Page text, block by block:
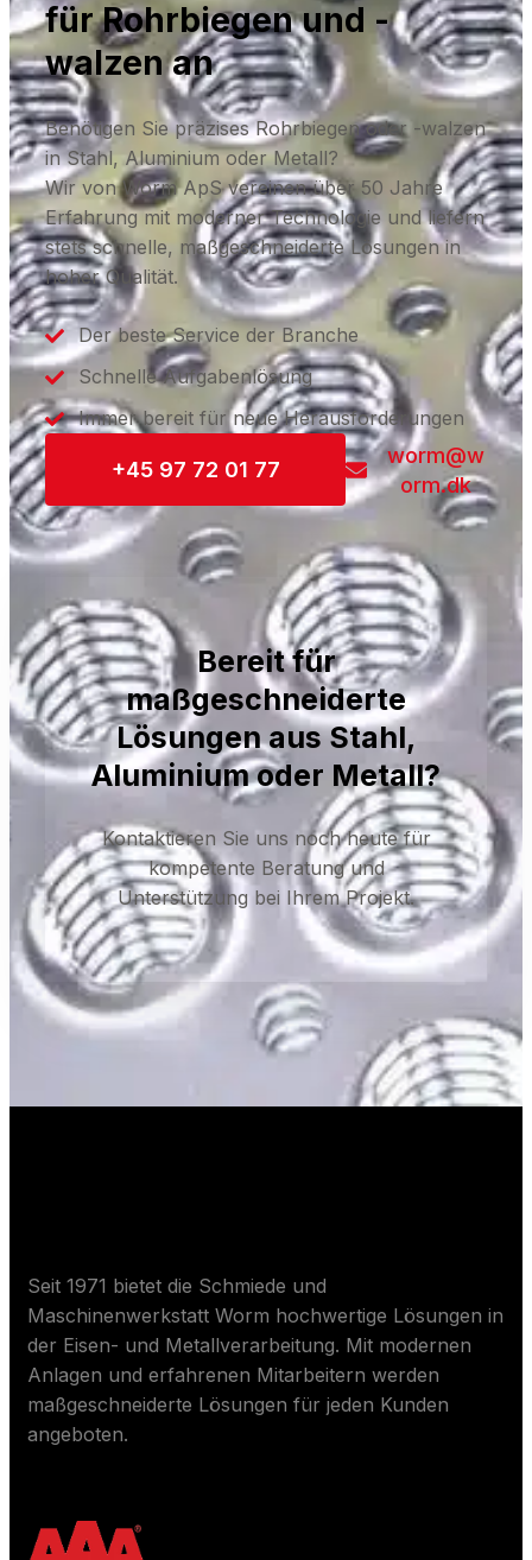
für Rohrbiegen und -
walzen an
Benötigen Sie präzises Rohrbiegen oder -walzen
in Stahl, Aluminium oder Metall?
Wir von Worm ApS vereinen über 50 Jahre
Erfahrung mit moderner Technologie und liefern
stets schnelle, maßgeschneiderte Lösungen in
hoher Qualität.
Der beste Service der Branche
Schnelle Aufgabenlösung
Immer bereit für neue Herausforderungen
+45 97 72 01 77
worm@w
orm.dk
Bereit für
maßgeschneiderte
Lösungen aus Stahl,
Aluminium oder Metall?
Kontaktieren Sie uns noch heute für
kompetente Beratung und
Unterstützung bei Ihrem Projekt.
Seit 1971 bietet die Schmiede und
Maschinenwerkstatt Worm hochwertige Lösungen in
der Eisen- und Metallverarbeitung. Mit modernen
Anlagen und erfahrenen Mitarbeitern werden
maßgeschneiderte Lösungen für jeden Kunden
angeboten.